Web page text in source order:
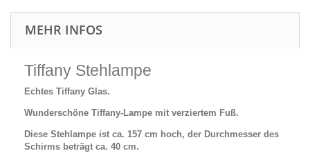
MEHR INFOS
Tiffany Stehlampe
Echtes Tiffany Glas.
Wunderschöne Tiffany-Lampe mit verziertem Fuß.
Diese Stehlampe ist ca. 157 cm hoch, der Durchmesser des
Schirms beträgt ca. 40 cm.